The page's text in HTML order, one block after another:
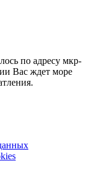
по адресу мкр-
Вас ждет море